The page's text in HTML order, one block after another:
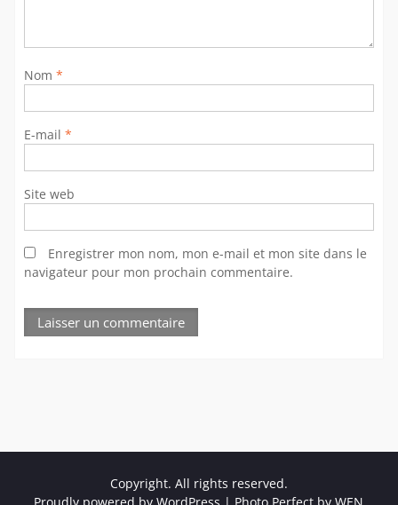
Nom *
E-mail *
Site web
Enregistrer mon nom, mon e-mail et mon site dans le
navigateur pour mon prochain commentaire.
Copyright. All rights reserved.